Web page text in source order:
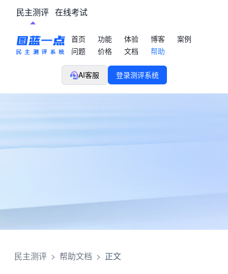
民主测评 在线考试
首页 功能 体验 博客
案例
问题
价格 文档 帮助
AI客服 登录测评系统
民主测评 > 帮助文档 > 正文